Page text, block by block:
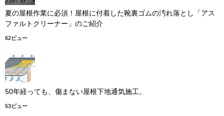
夏の屋根作業に必須！屋根に付着した靴裏ゴムの汚れ落とし「アス
ファルトクリーナー」のご紹介
62ビュー
50年経っても、傷まない屋根下地通気施工。
53ビュー